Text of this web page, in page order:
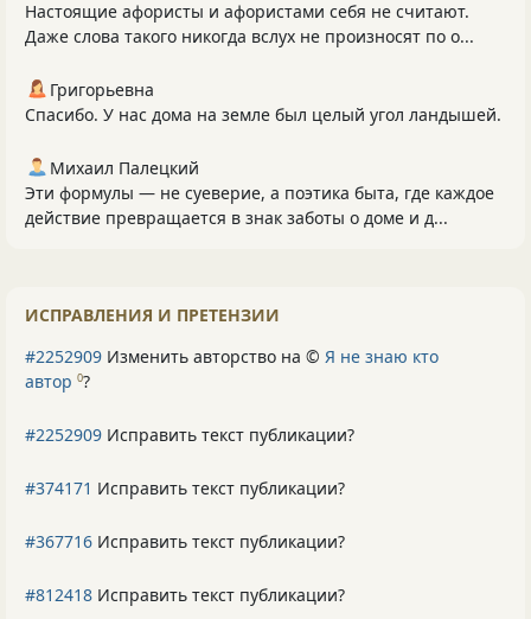
Настоящие афористы и афористами себя не считают.
Даже слова такого никогда вслух не произносят по о...
Григорьевна
Спасибо. У нас дома на земле был целый угол ландышей.
Михаил Палецкий
Эти формулы — не суеверие, а поэтика быта, где каждое
действие превращается в знак заботы о доме и д...
ИСПРАВЛЕНИЯ И ПРЕТЕНЗИИ
#2252909 Изменить авторство на © Я не знаю кто
автор 0?
#2252909 Исправить текст публикации?
#374171 Исправить текст публикации?
#367716 Исправить текст публикации?
#812418 Исправить текст публикации?